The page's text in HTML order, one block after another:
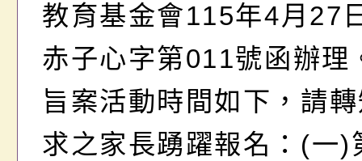
教育基金會115年4月27
赤子心字第011號函辦理
旨案活動時間如下，請
求之家長踴躍報名：(一)